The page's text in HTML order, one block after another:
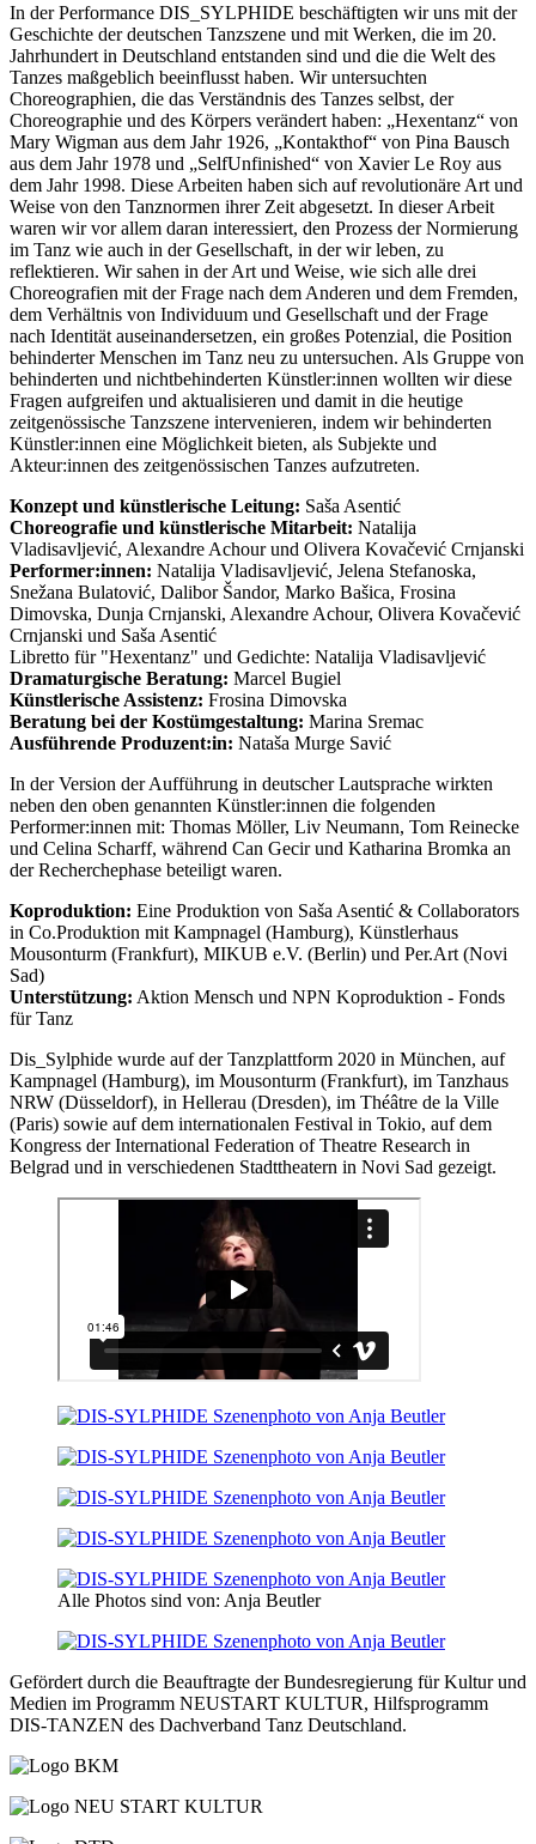
In der Performance DIS_SYLPHIDE beschäftigten wir uns mit der
Geschichte der deutschen Tanzszene und mit Werken, die im 20.
Jahrhundert in Deutschland entstanden sind und die die Welt des
Tanzes maßgeblich beeinflusst haben. Wir untersuchten
Choreographien, die das Verständnis des Tanzes selbst, der
Choreographie und des Körpers verändert haben: „Hexentanz“ von
Mary Wigman aus dem Jahr 1926, „Kontakthof“ von Pina Bausch
aus dem Jahr 1978 und „SelfUnfinished“ von Xavier Le Roy aus
dem Jahr 1998. Diese Arbeiten haben sich auf revolutionäre Art und
Weise von den Tanznormen ihrer Zeit abgesetzt. In dieser Arbeit
waren wir vor allem daran interessiert, den Prozess der Normierung
im Tanz wie auch in der Gesellschaft, in der wir leben, zu
reflektieren. Wir sahen in der Art und Weise, wie sich alle drei
Choreografien mit der Frage nach dem Anderen und dem Fremden,
dem Verhältnis von Individuum und Gesellschaft und der Frage
nach Identität auseinandersetzen, ein großes Potenzial, die Position
behinderter Menschen im Tanz neu zu untersuchen. Als Gruppe von
behinderten und nichtbehinderten Künstler:innen wollten wir diese
Fragen aufgreifen und aktualisieren und damit in die heutige
zeitgenössische Tanzszene intervenieren, indem wir behinderten
Künstler:innen eine Möglichkeit bieten, als Subjekte und
Akteur:innen des zeitgenössischen Tanzes aufzutreten.
Konzept und künstlerische Leitung: Saša Asentić
Choreografie und künstlerische Mitarbeit: Natalija
Vladisavljević, Alexandre Achour und Olivera Kovačević Crnjanski
Performer:innen: Natalija Vladisavljević, Jelena Stefanoska,
Snežana Bulatović, Dalibor Šandor, Marko Bašica, Frosina
Dimovska, Dunja Crnjanski, Alexandre Achour, Olivera Kovačević
Crnjanski und Saša Asentić
Libretto für "Hexentanz" und Gedichte: Natalija Vladisavljević
Dramaturgische Beratung: Marcel Bugiel
Künstlerische Assistenz: Frosina Dimovska
Beratung bei der Kostümgestaltung: Marina Sremac
Ausführende Produzent:in: Nataša Murge Savić
In der Version der Aufführung in deutscher Lautsprache wirkten
neben den oben genannten Künstler:innen die folgenden
Performer:innen mit: Thomas Möller, Liv Neumann, Tom Reinecke
und Celina Scharff, während Can Gecir und Katharina Bromka an
der Recherchephase beteiligt waren.
Koproduktion: Eine Produktion von Saša Asentić & Collaborators
in Co.Produktion mit Kampnagel (Hamburg), Künstlerhaus
Mousonturm (Frankfurt), MIKUB e.V. (Berlin) und Per.Art (Novi
Sad)
Unterstützung: Aktion Mensch und NPN Koproduktion - Fonds
für Tanz
Dis_Sylphide wurde auf der Tanzplattform 2020 in München, auf
Kampnagel (Hamburg), im Mousonturm (Frankfurt), im Tanzhaus
NRW (Düsseldorf), in Hellerau (Dresden), im Théâtre de la Ville
(Paris) sowie auf dem internationalen Festival in Tokio, auf dem
Kongress der International Federation of Theatre Research in
Belgrad und in verschiedenen Stadttheatern in Novi Sad gezeigt.
Alle Photos sind von: Anja Beutler
Gefördert durch die Beauftragte der Bundesregierung für Kultur und
Medien im Programm NEUSTART KULTUR, Hilfsprogramm
DIS-TANZEN des Dachverband Tanz Deutschland.